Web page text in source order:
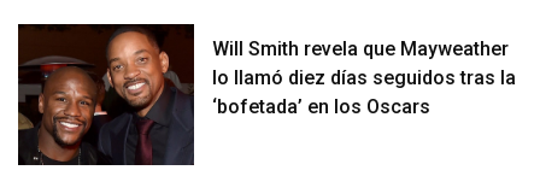
Will Smith revela que Mayweather
lo llamó diez días seguidos tras la
‘bofetada’ en los Oscars